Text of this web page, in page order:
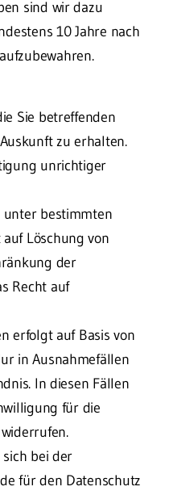
sind wir dazu
10 Jahre nach
Sie betreffenden
zu erhalten.
unrichtiger
bestimmten
Löschung von
der
Recht auf
erfolgt auf Basis von
in Ausnahmefällen
In diesen Fällen
für die
bei der
für den Datenschutz